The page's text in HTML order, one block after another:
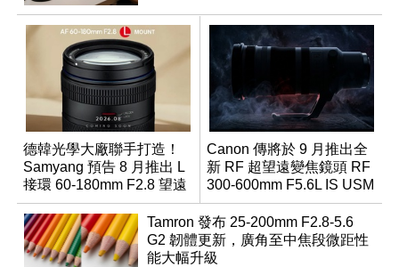
德韓光學大廠聯手打造！
Samyang 預告 8 月推出 L
接環 60-180mm F2.8 望遠
變焦鏡
Canon 傳將於 9 月推出全
新 RF 超望遠變焦鏡頭 RF
300-600mm F5.6L IS USM
Tamron 發布 25-200mm F2.8-5.6
G2 韌體更新，廣角至中焦段微距性
能大幅升級